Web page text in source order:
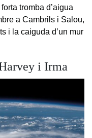
tromba d’aigua
a Cambrils i Salou,
i la caiguda d’un mur
i Irma